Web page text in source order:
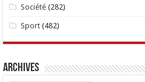
Société (282)
Sport (482)
Archives